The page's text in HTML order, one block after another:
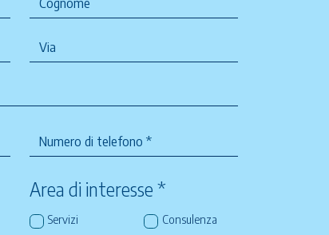
Area di interesse *
Servizi
Consulenza